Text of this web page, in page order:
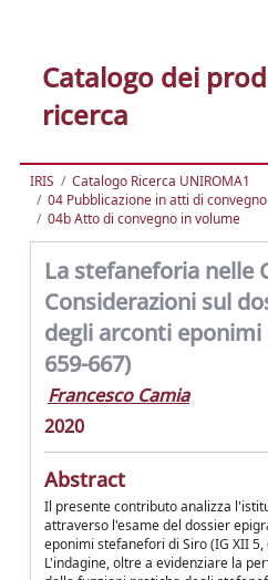
Catalogo dei
ricerca
IRIS
Catalogo Ricerca UNIROMA1
04 Pubblicazione in atti di convegno
04b Atto di convegno in volume
La stefaneforia nelle
Considerazioni sul
degli arconti eponimi
659-667)
Francesco Camia
2020
Abstract
Il presente contributo analizza
attraverso l'esame del dossier
eponimi stefanefori di Siro (IG XII
L'indagine, oltre a evidenziare la